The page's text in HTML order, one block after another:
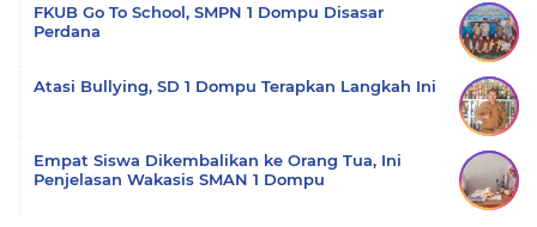
FKUB Go To School, SMPN 1 Dompu Disasar
Perdana
Atasi Bullying, SD 1 Dompu Terapkan Langkah Ini
Empat Siswa Dikembalikan ke Orang Tua, Ini
Penjelasan Wakasis SMAN 1 Dompu